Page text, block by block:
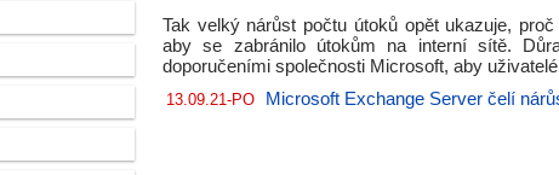
Tak velký nárůst počtu útoků opět ukazuje,
aby se zabránilo útokům na interní sítě.
doporučeními společnosti Microsoft, aby
13.09.21-PO Microsoft Exchange Server čelí